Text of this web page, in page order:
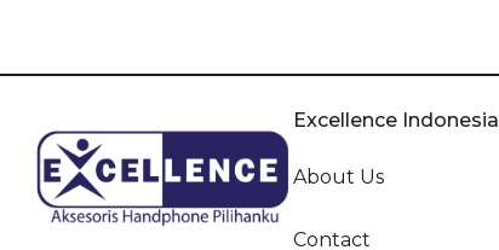
Excellence Indonesia
About Us
Contact